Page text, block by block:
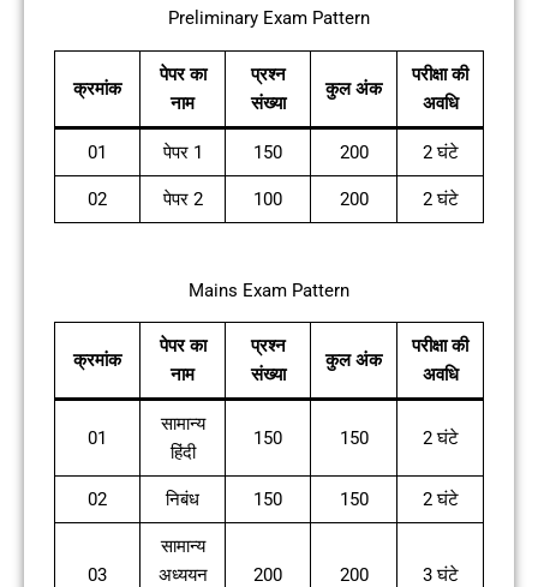
Preliminary Exam Pattern
क्रमांक
पेपर का
नाम
प्रश्न
संख्या
कुल अंक
परीक्षा की
अवधि
01 पेपर 1 150 200 2 घंटे
02 पेपर 2 100 200 2 घंटे
Mains Exam Pattern
क्रमांक
पेपर का
नाम
प्रश्न
संख्या
कुल अंक
परीक्षा की
अवधि
01
सामान्य
हिंदी
150 150 2 घंटे
02 निबंध 150 150 2 घंटे
03
सामान्य
अध्ययन
200 200 3 घंटे